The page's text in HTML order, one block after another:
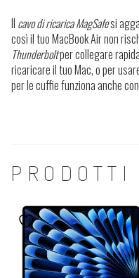
Il cavo di ricarica MagSafesi
così il tuo MacBook Air non
Thunderboltper collegare
ricaricare il tuo Mac, o per
per le cuffie funziona anche